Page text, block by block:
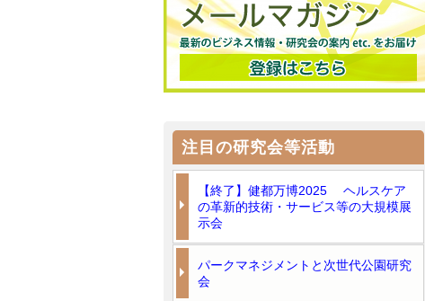
注目の研究会等活動
【終了】健都万博2025 ヘルスケア
の革新的技術・サービス等の大規模展
示会
パークマネジメントと次世代公園研究
会